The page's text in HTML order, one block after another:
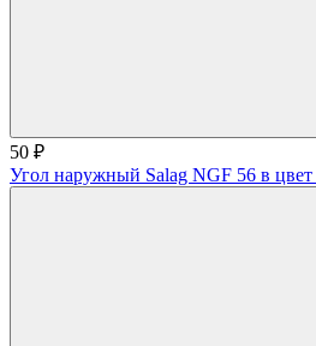
50 ₽
Угол наружный Salag NGF 56 в цвет